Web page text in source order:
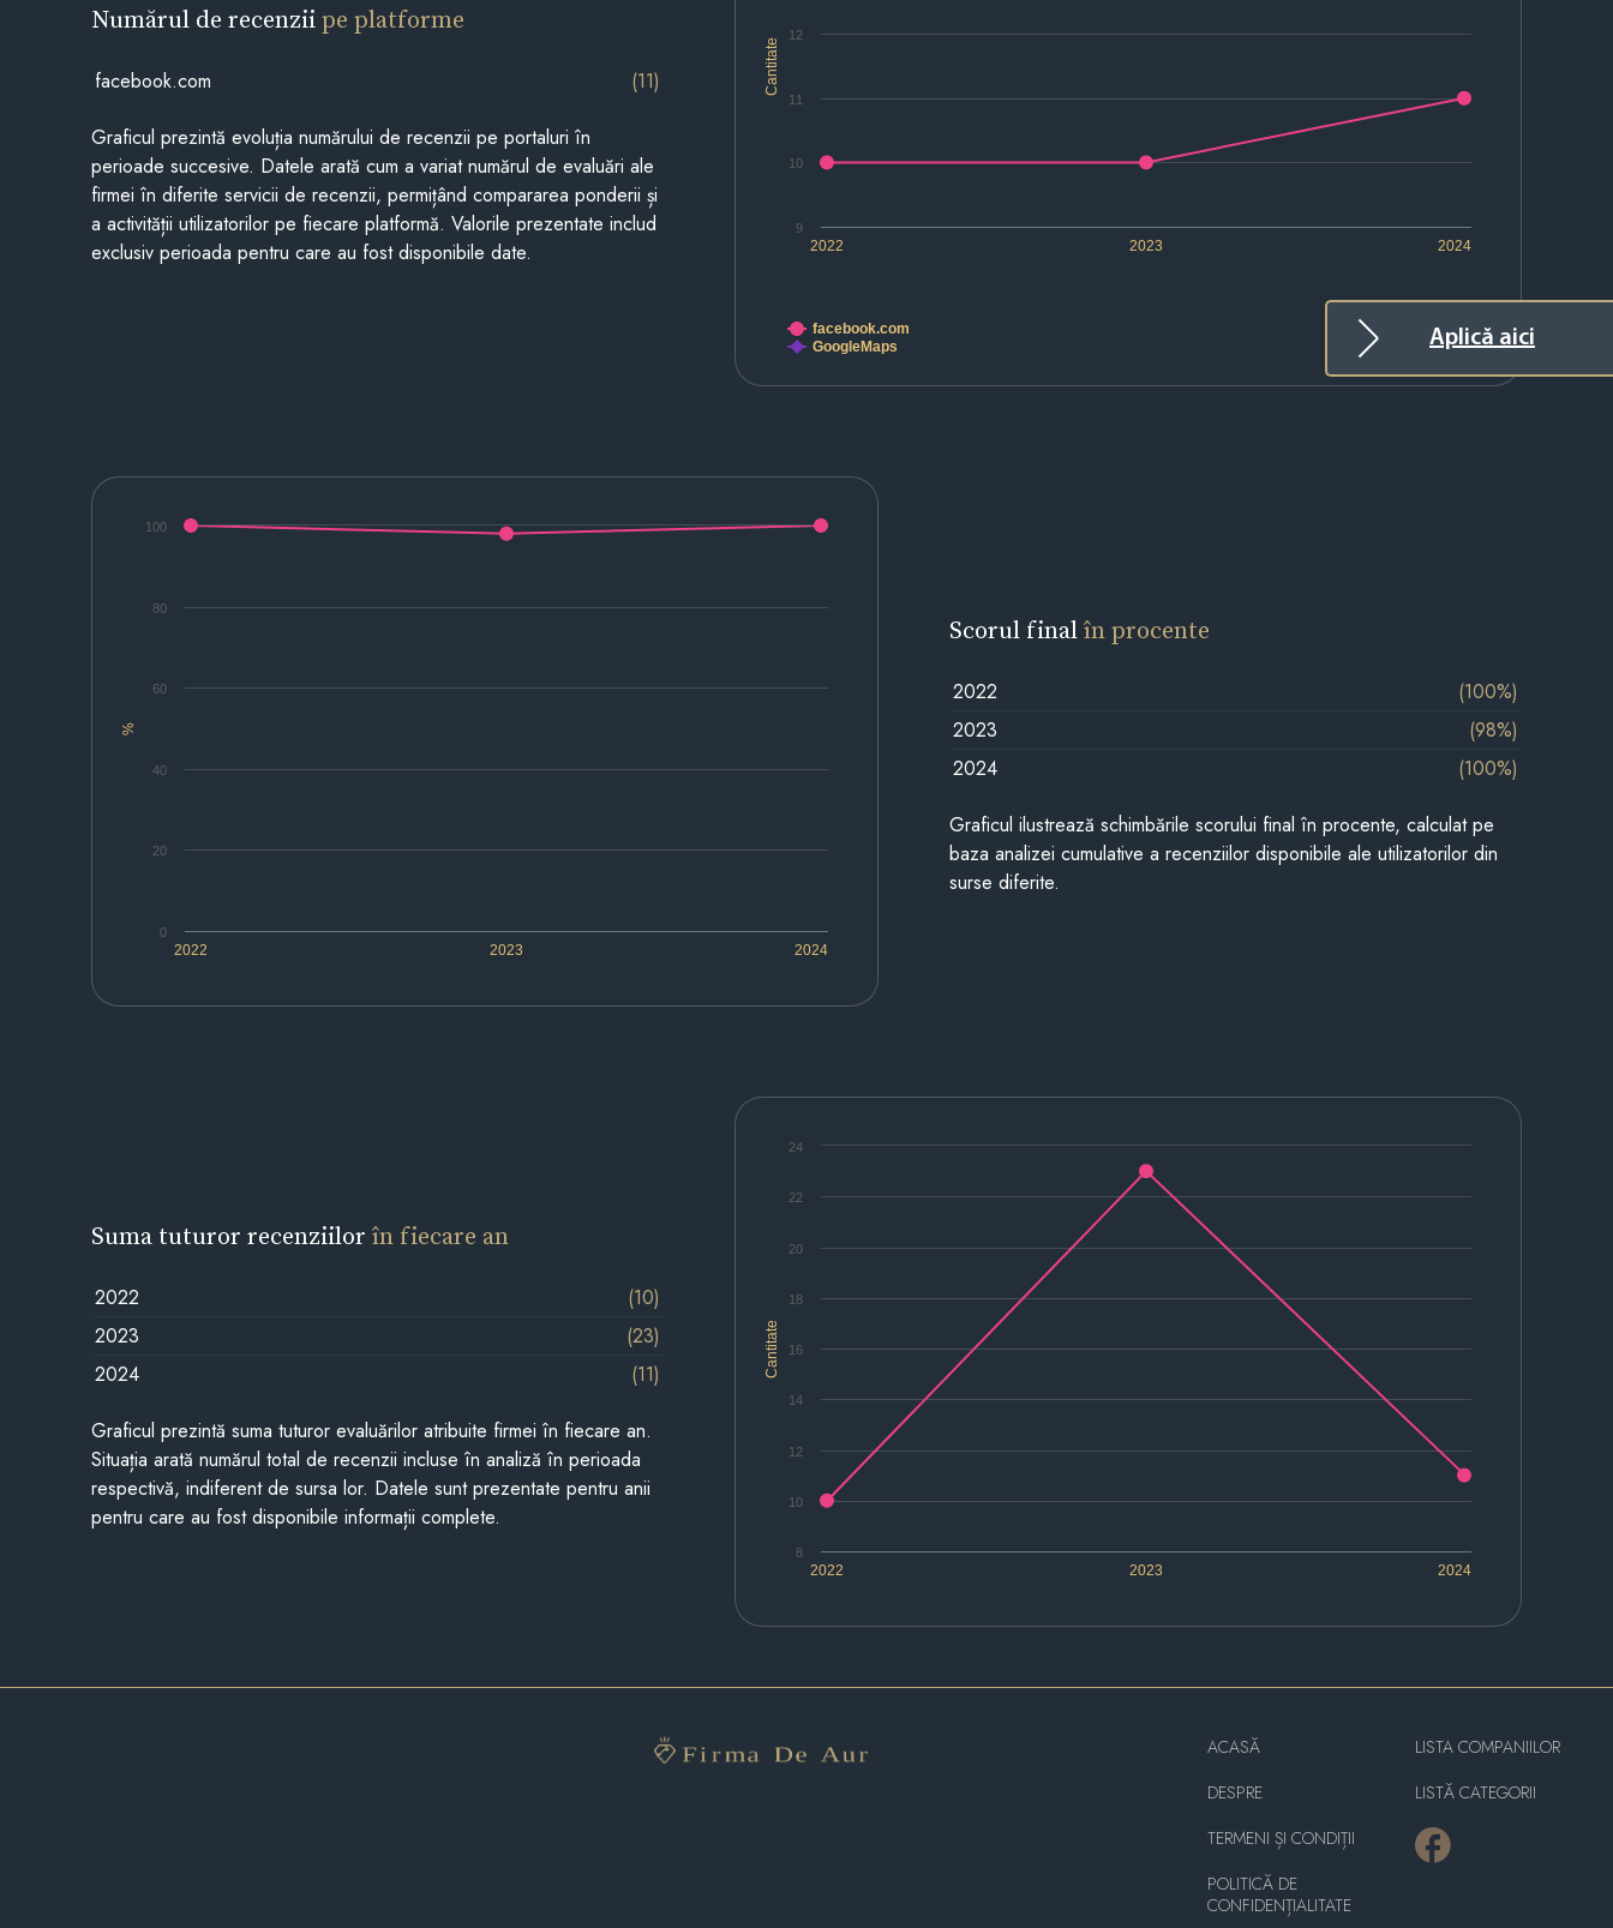
Aplică aici
Cantitate
2022 2023 2024
9
10
11
12
facebook.com
GoogleMaps
Numărul de recenziipe platforme
facebook.com (11)
Graficul prezintă evoluția numărului de recenzii pe portaluri în
perioade succesive. Datele arată cum a variat numărul de evaluări ale
firmei în diferite servicii de recenzii, permițând compararea ponderii și
a activității utilizatorilor pe fiecare platformă. Valorile prezentate includ
exclusiv perioada pentru care au fost disponibile date.
%
2022 2023 2024
0
20
40
60
80
100
Scorul finalîn procente
2022
(100%)
2023
(98%)
2024
(100%)
Graficul ilustrează schimbările scorului final în procente, calculat pe
baza analizei cumulative a recenziilor disponibile ale utilizatorilor din
surse diferite.
Cantitate
2022 2023 2024
8
10
12
14
16
18
20
22
24
Suma tuturor recenziilorîn fiecare an
2022
(10)
2023
(23)
2024
(11)
Graficul prezintă suma tuturor evaluărilor atribuite firmei în fiecare an.
Situația arată numărul total de recenzii incluse în analiză în perioada
respectivă, indiferent de sursa lor. Datele sunt prezentate pentru anii
pentru care au fost disponibile informații complete.
ACASĂ
DESPRE
TERMENI ȘI CONDIȚII
POLITICĂ DE
CONFIDENȚIALITATE
LISTA COMPANIILOR
LISTĂ CATEGORII